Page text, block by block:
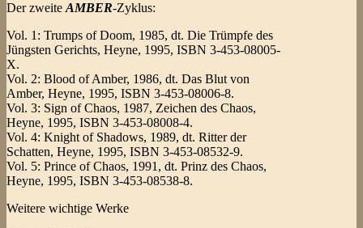
Der zweite AMBER-Zyklus:
Vol. 1: Trumps of Doom, 1985, dt. Die Trümpfe des
Jüngsten Gerichts, Heyne, 1995, ISBN 3-453-08005-
X.
Vol. 2: Blood of Amber, 1986, dt. Das Blut von
Amber, Heyne, 1995, ISBN 3-453-08006-8.
Vol. 3: Sign of Chaos, 1987, Zeichen des Chaos,
Heyne, 1995, ISBN 3-453-08008-4.
Vol. 4: Knight of Shadows, 1989, dt. Ritter der
Schatten, Heyne, 1995, ISBN 3-453-08532-9.
Vol. 5: Prince of Chaos, 1991, dt. Prinz des Chaos,
Heyne, 1995, ISBN 3-453-08538-8.
Weitere wichtige Werke